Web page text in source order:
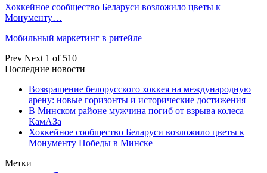
Хоккейное сообщество Беларуси возложило цветы к
Монументу…
Мобильный маркетинг в ритейле
Prev Next 1 of 510
Последние новости
Возвращение белорусского хоккея на международную
арену: новые горизонты и исторические достижения
В Минском районе мужчина погиб от взрыва колеса
КамАЗа
Хоккейное сообщество Беларуси возложило цветы к
Монументу Победы в Минске
Метки